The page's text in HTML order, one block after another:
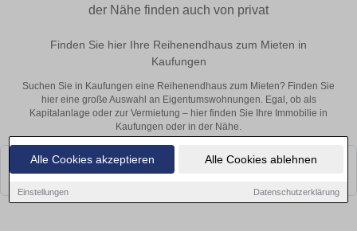
Alle Cookies akzeptieren Alle Cookies ablehnen
Einstellungen Datenschutzerklärung
der Nähe finden auch von privat
Finden Sie hier Ihre Reihenendhaus zum Mieten in
Kaufungen
Suchen Sie in Kaufungen eine Reihenendhaus zum Mieten? Finden Sie
hier eine große Auswahl an Eigentumswohnungen. Egal, ob als
Kapitalanlage oder zur Vermietung – hier finden Sie Ihre Immobilie in
Kaufungen oder in der Nähe.
Leider konnten wir derzeit keine passenden Objekte finden. Schauen Sie
bald wieder vorbei!